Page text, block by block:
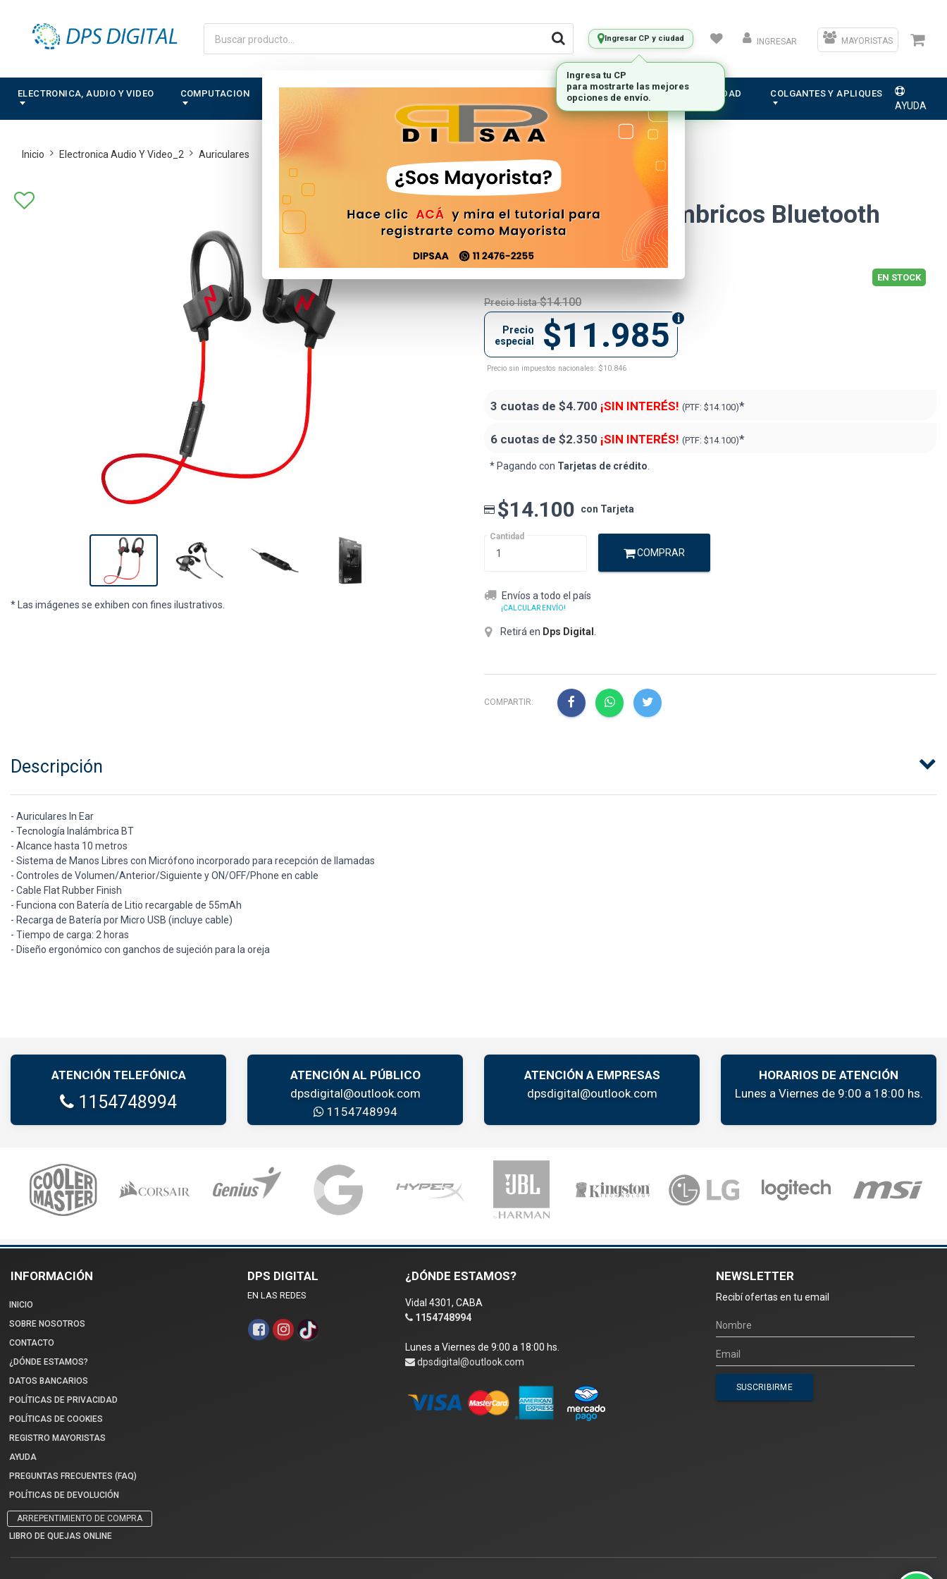
Ingresar CP y ciudad INGRESAR MAYORISTAS
ELECTRONICA, AUDIO Y VIDEO COMPUTACION CONTROLES REMOTOS
ELECTRODOMESTICOS
ILUMINACION ELECTRICIDAD COLGANTES Y APLIQUES
AYUDA
Inicio Electronica Audio Y Video_2 Auriculares
* Las imágenes se exhiben con fines ilustrativos.
Auriculares Inalámbricos Bluetooth
Sport Fit Noga
EN STOCK
Precio lista $14.100
$11.985
Precio
especial
Precio sin impuestos nacionales: $10.846
3 cuotas de $4.700 ¡SIN INTERÉS! (PTF: $14.100)*
6 cuotas de $2.350 ¡SIN INTERÉS! (PTF: $14.100)*
* Pagando con Tarjetas de crédito
$14.100 con Tarjeta
Cantidad
COMPRAR
Envíos a todo el país
¡CALCULAR ENVÍO!
Retirá en Dps Digital
COMPARTIR:
Descripción
- Auriculares In Ear
- Tecnología Inalámbrica BT
- Alcance hasta 10 metros
- Sistema de Manos Libres con Micrófono incorporado para recepción de llamadas
- Controles de Volumen/Anterior/Siguiente y ON/OFF/Phone en cable
- Cable Flat Rubber Finish
- Funciona con Batería de Litio recargable de 55mAh
- Recarga de Batería por Micro USB (incluye cable)
- Tiempo de carga: 2 horas
- Diseño ergonómico con ganchos de sujeción para la oreja
ATENCIÓN TELEFÓNICA
1154748994
ATENCIÓN AL PÚBLICO
dpsdigital@outlook.com
1154748994
ATENCIÓN A EMPRESAS
dpsdigital@outlook.com
HORARIOS DE ATENCIÓN
Lunes a Viernes de 9:00 a 18:00 hs.
INFORMACIÓN
INICIO
SOBRE NOSOTROS
CONTACTO
¿DÓNDE ESTAMOS?
DATOS BANCARIOS
POLÍTICAS DE PRIVACIDAD
POLÍTICAS DE COOKIES
REGISTRO MAYORISTAS
AYUDA
PREGUNTAS FRECUENTES (FAQ)
POLÍTICAS DE DEVOLUCIÓN
ARREPENTIMIENTO DE COMPRA
LIBRO DE QUEJAS ONLINE
DPS DIGITAL
EN LAS REDES
¿DÓNDE ESTAMOS?
Vidal 4301, CABA
1154748994
Lunes a Viernes de 9:00 a 18:00 hs.
dpsdigital@outlook.com
NEWSLETTER
Recibí ofertas en tu email
Ingresa tu CP
para mostrarte las mejores
opciones de envío.